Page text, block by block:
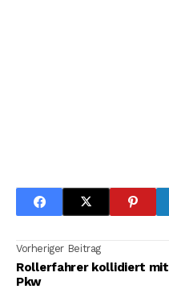
Vorheriger Beitrag
Rollerfahrer kollidiert mit
Pkw